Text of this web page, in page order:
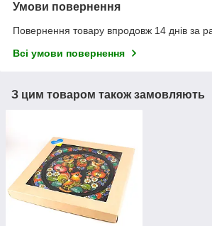
Умови повернення
Повернення товару впродовж 14 днів за
Всі умови повернення
З цим товаром також замовляють